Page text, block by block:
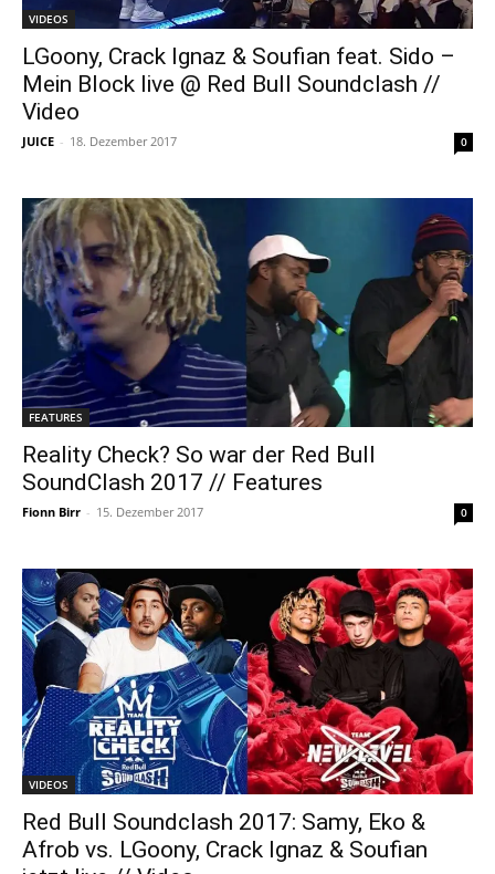
VIDEOS
LGoony, Crack Ignaz & Soufian feat. Sido –
Mein Block live @ Red Bull Soundclash //
Video
JUICE - 18. Dezember 2017 0
FEATURES
Reality Check? So war der Red Bull
SoundClash 2017 // Features
Fionn Birr - 15. Dezember 2017 0
VIDEOS
Red Bull Soundclash 2017: Samy, Eko &
Afrob vs. LGoony, Crack Ignaz & Soufian